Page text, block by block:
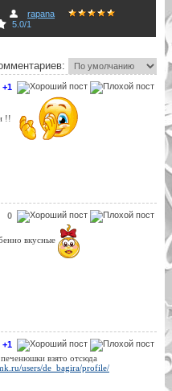
rapana
5.0/1
+1
!!
0
вкусные
+1
взято отсюда
users/de_bagira/profile/